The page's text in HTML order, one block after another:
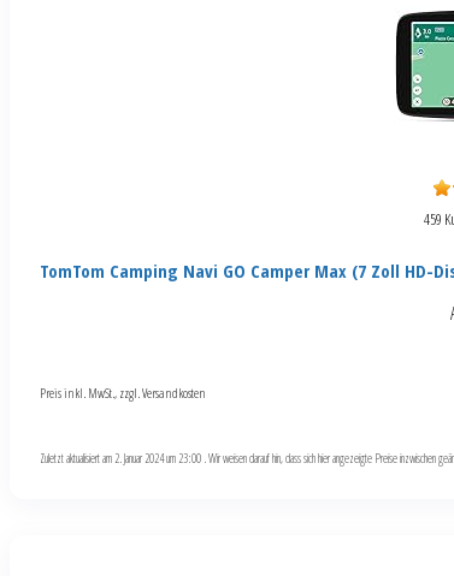
459
TomTom Camping Navi GO Camper Max (7 Zoll
Preis inkl. MwSt., zzgl. Versandkosten
Zuletzt aktualisiert am 2. Januar 2024 um 23:00 . Wir weisen darauf hin, dass sich hier angezeigte Preise inzwischen